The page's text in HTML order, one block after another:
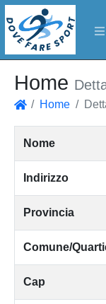
Home
Home
Nome
Indirizzo
Provincia
Comune/
Cap